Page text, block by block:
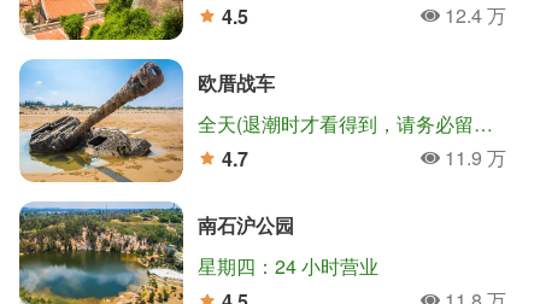
4.5
人氣12.4 万
欧厝战车
全天(退潮时才看得到，请务必留意潮汐)
4.7
人氣11.9 万
南石沪公园
星期四：24 小时营业